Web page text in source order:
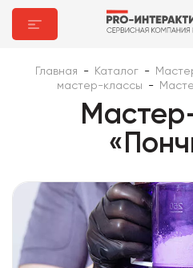
Главная - Каталог -
мастер-классы
-